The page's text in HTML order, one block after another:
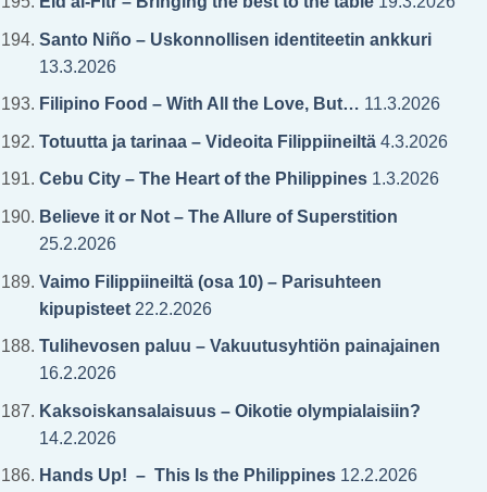
Santo Niño – Uskonnollisen identiteetin ankkuri
13.3.2026
Filipino Food – With All the Love, But… 11.3.2026
Totuutta ja tarinaa – Videoita Filippiineiltä4.3.2026
Cebu City – The Heart of the Philippines1.3.2026
Believe it or Not – The Allure of Superstition
25.2.2026
Vaimo Filippiineiltä (osa 10) – Parisuhteen
kipupisteet22.2.2026
Tulihevosen paluu – Vakuutusyhtiön painajainen
16.2.2026
Kaksoiskansalaisuus – Oikotie olympialaisiin?
14.2.2026
Hands Up! – This Is the Philippines12.2.2026